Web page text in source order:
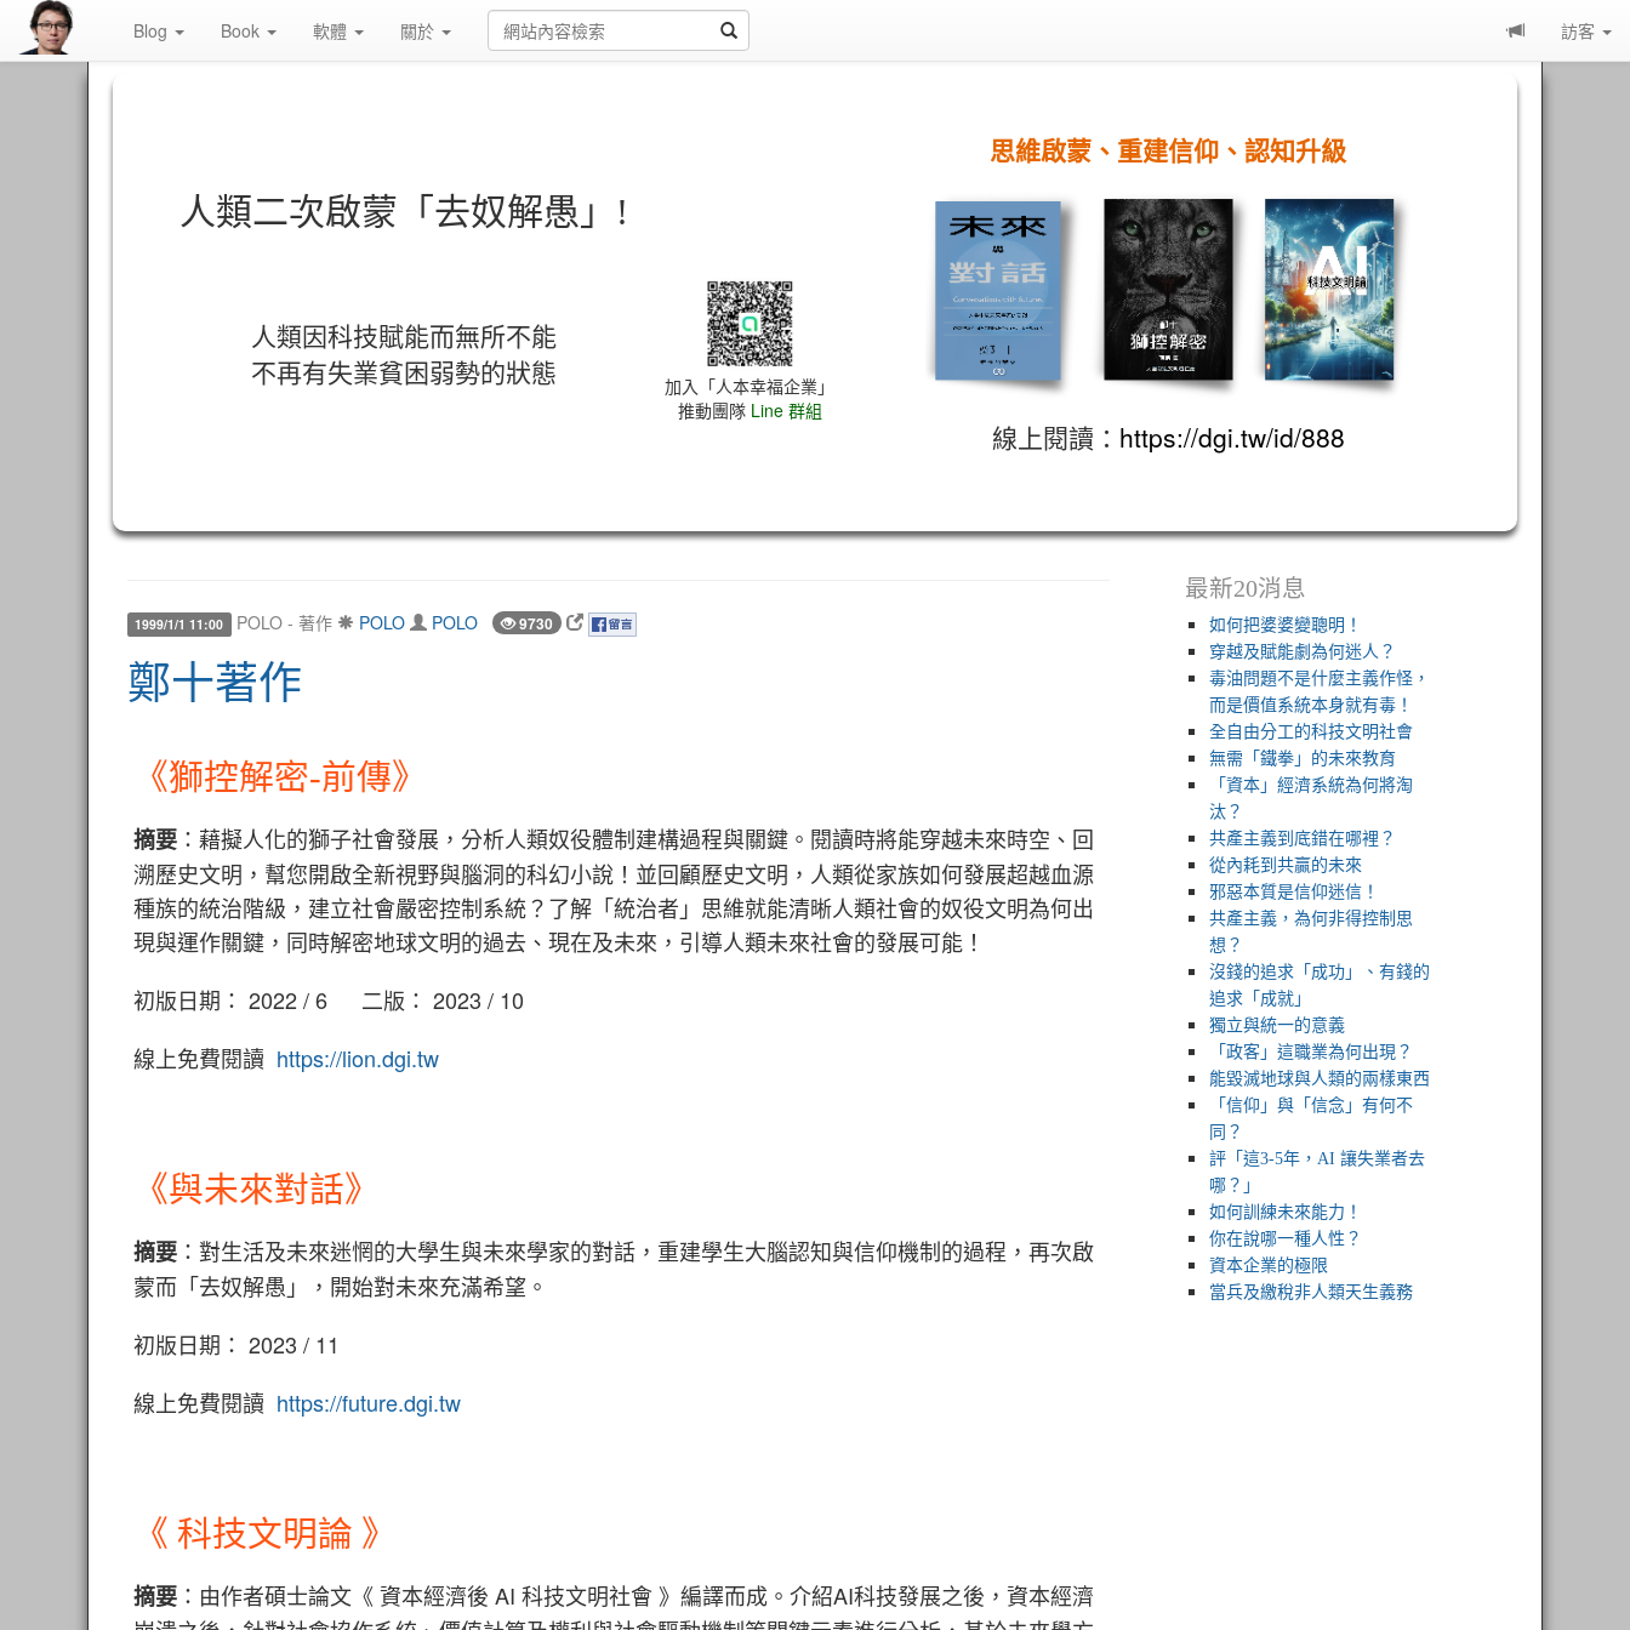
Blog Book 軟體 關於 訪客
人類二次啟蒙「去奴解愚」!
人類因科技賦能而無所不能
不再有失業貧困弱勢的狀態
加入「人本幸福企業」
推動團隊 Line 群組
思維啟蒙、重建信仰、認知升級
線上閱讀： https://dgi.tw/id/888
1999/1/1 11:00 POLO - 著作 POLO POLO 9730
鄭十著作
《獅控解密-前傳》
摘要 ：藉擬人化的獅子社會發展，分析人類奴役體制建構過程與關鍵。閱讀時將能穿越未來時空、回
溯歷史文明，幫您開啟全新視野與腦洞的科幻小說！並回顧歷史文明，人類從家族如何發展超越血源
種族的統治階級，建立社會嚴密控制系統？了解「統治者」思維就能清晰人類社會的奴役文明為何出
現與運作關鍵，同時解密地球文明的過去、現在及未來，引導人類未來社會的發展可能！
初版日期： 2022 / 6 二版： 2023 / 10
線上免費閱讀 https://lion.dgi.tw
《與未來對話》
摘要 ：對生活及未來迷惘的大學生與未來學家的對話，重建學生大腦認知與信仰機制的過程，再次啟
蒙而「去奴解愚」，開始對未來充滿希望。
初版日期： 2023 / 11
線上免費閱讀 https://future.dgi.tw
《 科技文明論 》
摘要 ：由作者碩士論文《 資本經濟後 AI 科技文明社會 》編譯而成。介紹AI科技發展之後，資本經濟
最新20消息
如何把婆婆變聰明！
穿越及賦能劇為何迷人？
毒油問題不是什麼主義作怪，
而是價值系統本身就有毒！
全自由分工的科技文明社會
無需「鐵拳」的未來教育
「資本」經濟系統為何將淘
汰？
共產主義到底錯在哪裡？
從內耗到共贏的未來
邪惡本質是信仰迷信！
共產主義，為何非得控制思
想？
沒錢的追求「成功」、有錢的
追求「成就」
獨立與統一的意義
「政客」這職業為何出現？
能毀滅地球與人類的兩樣東西
「信仰」與「信念」有何不
同？
評「這3-5年，AI 讓失業者去
哪？」
如何訓練未來能力！
你在說哪一種人性？
資本企業的極限
當兵及繳稅非人類天生義務